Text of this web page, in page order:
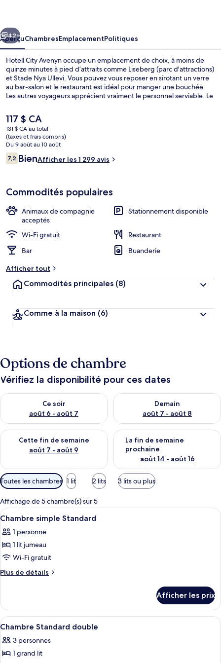
Suivant
42+
AperçuChambresEmplacementPolitiques
Hotell City Avenyn occupe un emplacement de choix, à moins de
quinze minutes à pied d’attraits comme Liseberg (parc d'attractions)
et Stade Nya Ullevi. Vous pouvez vous reposer en sirotant un verre
au bar-salon et le restaurant est idéal pour manger une bouchée.
Les autres voyageurs apprécient vraiment le personnel serviable. Le
Arrêt de tram Valand se trouve à 2 minutes et Arrêt de tram
Berzeliigatan est à 6 minutes.
Le
prix
actuel
est
de 117 $ CA
117 $ CA
131 $ CA au total
(taxes et frais compris)
Du 9 août au 10 août
Avis
7,27,2 sur 10 –
BienAfficher les 1 299 avis
Commodités populaires
Animaux de compagnie
acceptés
Stationnement disponible
Wi-Fi gratuit
Restaurant
Bar
Buanderie
Afficher tout
Commodités principales (8)
Comme à la maison (6)
Options de chambre
Vérifiez la disponibilité pour ces dates
Ce soir
août 6 - août 7
Vérifier la disponibilité pour ce soir août 6 - août 7
Demain
août 7 - août 8
Vérifier la disponibilité pour
Cette fin de semaine
août 7 - août 9
Vérifier la disponibilité pour cette fin de semaine août 7 -
La fin de semaine
prochaine
août 14 - août 16
Vérifier la disponibilité pour
Filtres
disponibles
pour
les
chambres
Toutes les chambres 1 lit 2 lits 3 lits ou plus
Affichage de 5 chambre(s) sur 5
Afficher
toutes
les
photos
pour
ce
chambre :
Chambre
simple
Standard
Une chambre à coucher
6
Chambre simple Standard
1 personne
1 lit jumeau
Wi-Fi gratuit
Plus de détails
Plus
Chambre
simple
Standard
Afficher les prix
Afficher
toutes
les
photos
Une chambre à coucher moderne
6
Chambre Standard double
3 personnes
1 grand lit